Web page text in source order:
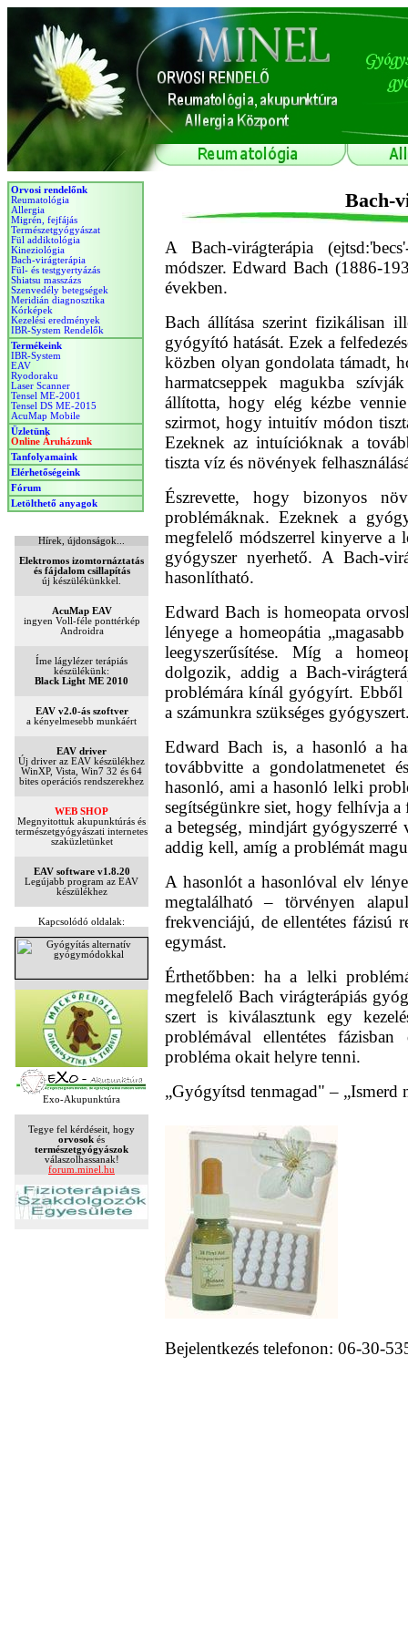
Orvosi rendelőnk
Reumatológia
Allergia
Migrén, fejfájás
Természetgyógyászat
Fül addiktológia
Kineziológia
Bach-virágterápia
Fül- és testgyertyázás
Shiatsu masszázs
Szenvedély betegségek
Meridián diagnosztika
Kórképek
Kezelési eredmények
IBR-System Rendelők
Termékeink
IBR-System
EAV
Ryodoraku
Laser Scanner
Tensel ME-2001
Tensel DS ME-2015
AcuMap Mobile
Üzletünk
Online Áruházunk
Tanfolyamaink
Elérhetőségeink
Fórum
Letölthető anyagok